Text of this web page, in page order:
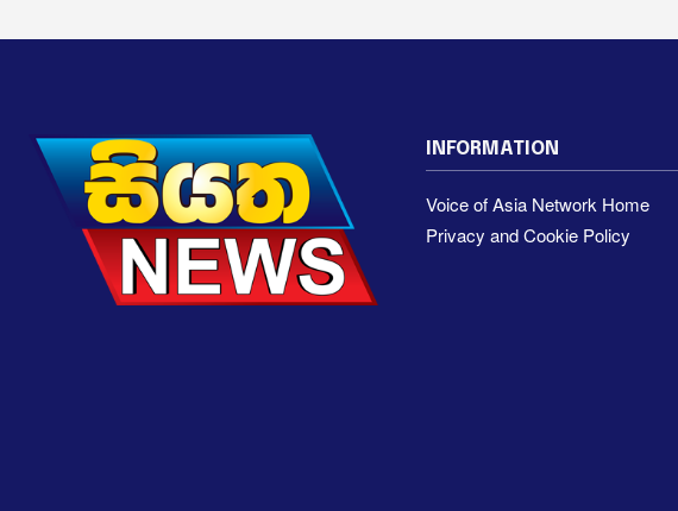
INFORMATION
Voice of Asia Network Home
Privacy and Cookie Policy